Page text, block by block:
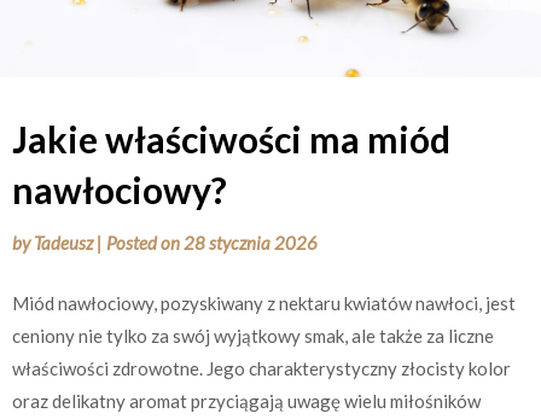
Jakie właściwości ma miód
nawłociowy?
byTadeusz | Posted on28 stycznia 2026
Miód nawłociowy, pozyskiwany z nektaru kwiatów nawłoci, jest
ceniony nie tylko za swój wyjątkowy smak, ale także za liczne
właściwości zdrowotne. Jego charakterystyczny złocisty kolor
oraz delikatny aromat przyciągają uwagę wielu miłośników